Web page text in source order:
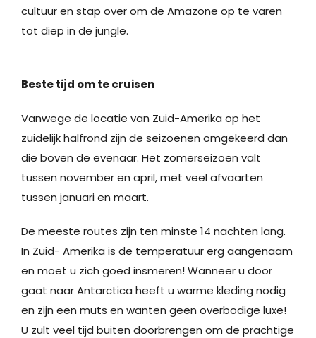
cultuur en stap over om de Amazone op te varen
tot diep in de jungle.
Beste tijd om te cruisen
Vanwege de locatie van Zuid-Amerika op het
zuidelijk halfrond zijn de seizoenen omgekeerd dan
die boven de evenaar. Het zomerseizoen valt
tussen november en april, met veel afvaarten
tussen januari en maart.
De meeste routes zijn ten minste 14 nachten lang.
In Zuid- Amerika is de temperatuur erg aangenaam
en moet u zich goed insmeren! Wanneer u door
gaat naar Antarctica heeft u warme kleding nodig
en zijn een muts en wanten geen overbodige luxe!
U zult veel tijd buiten doorbrengen om de prachtige